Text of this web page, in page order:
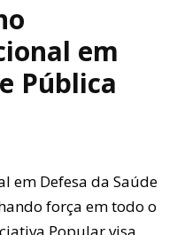
em
Pública
em Defesa da Saúde
força em todo o
Popular visa